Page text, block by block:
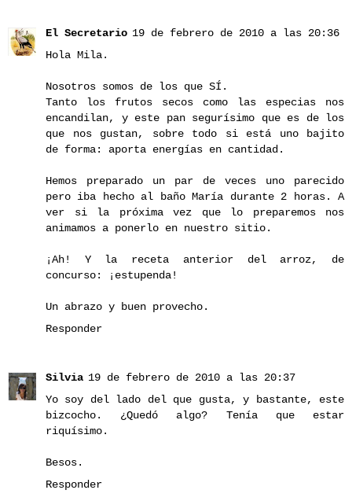
El Secretario 19 de febrero de 2010 a las 20:36
Hola Mila.
Nosotros somos de los que SÍ.
Tanto los frutos secos como las especias nos
encandilan, y este pan segurísimo que es de los
que nos gustan, sobre todo si está uno bajito
de forma: aporta energías en cantidad.
Hemos preparado un par de veces uno parecido
pero iba hecho al baño María durante 2 horas. A
ver si la próxima vez que lo preparemos nos
animamos a ponerlo en nuestro sitio.
¡Ah! Y la receta anterior del arroz, de
concurso: ¡estupenda!
Un abrazo y buen provecho.
Responder
Silvia 19 de febrero de 2010 a las 20:37
Yo soy del lado del que gusta, y bastante, este
bizcocho. ¿Quedó algo? Tenía que estar
riquísimo.
Besos.
Responder